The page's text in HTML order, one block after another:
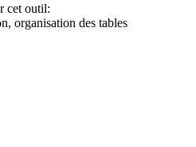
cet outil:
organisation des tables